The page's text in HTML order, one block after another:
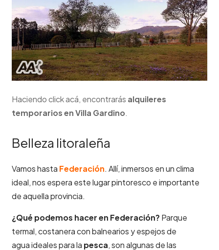
Haciendo click acá, encontrarás alquileres
temporarios enVilla Gardino.
Belleza litoraleña
Vamos hasta Federación. Allí, inmersos en un clima
ideal, nos espera este lugar pintoresco e importante
de aquella provincia.
¿Qué podemos hacer en Federación? Parque
termal, costanera con balnearios y espejos de
agua ideales para la pesca, son algunas de las